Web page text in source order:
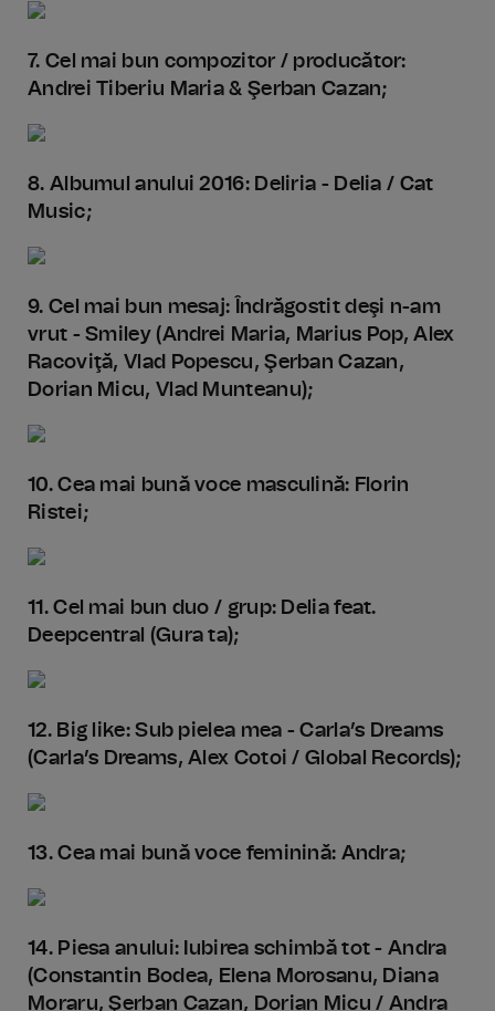
7. Cel mai bun compozitor / producător:
Andrei Tiberiu Maria & Şerban Cazan;
8. Albumul anului 2016: Deliria - Delia / Cat
Music;
9. Cel mai bun mesaj: Îndrăgostit deşi n-am
vrut - Smiley (Andrei Maria, Marius Pop, Alex
Racoviţă, Vlad Popescu, Şerban Cazan,
Dorian Micu, Vlad Munteanu);
10. Cea mai bună voce masculină: Florin
Ristei;
11. Cel mai bun duo / grup: Delia feat.
Deepcentral (Gura ta);
12. Big like: Sub pielea mea - Carla’s Dreams
(Carla’s Dreams, Alex Cotoi / Global Records);
13. Cea mai bună voce feminină: Andra;
14. Piesa anului: Iubirea schimbă tot - Andra
(Constantin Bodea, Elena Morosanu, Diana
Moraru, Şerban Cazan, Dorian Micu / Andra